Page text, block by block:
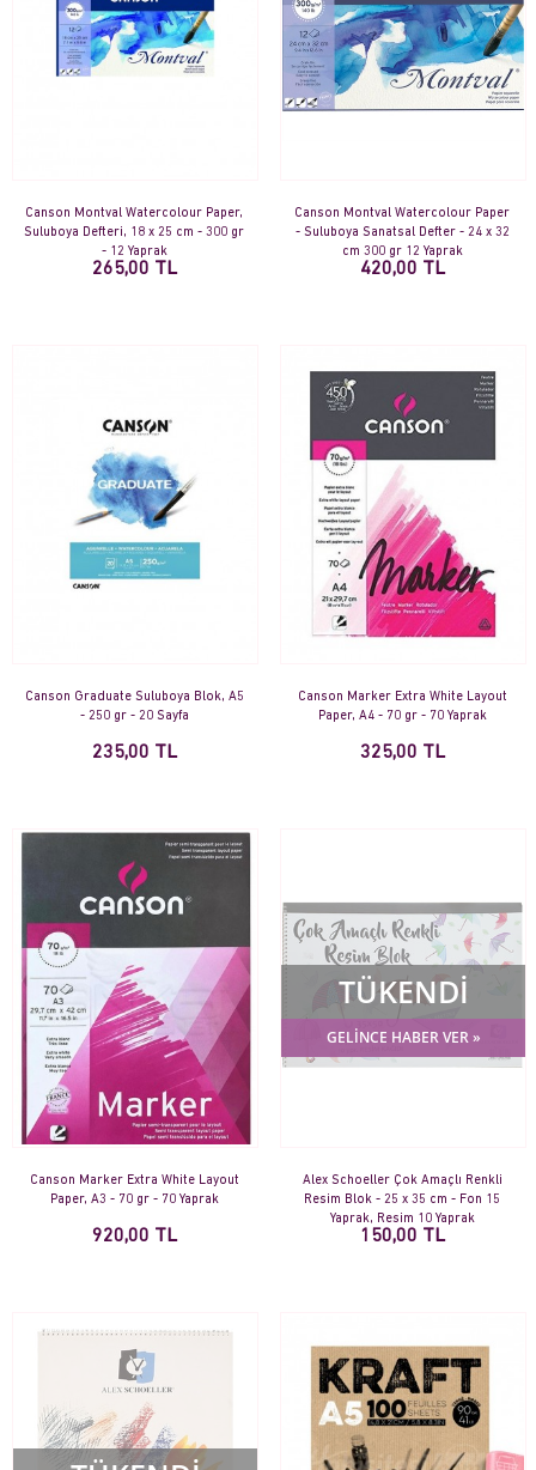
Canson Montval Watercolour Paper,
Suluboya Defteri, 18 x 25 cm - 300 gr
- 12 Yaprak
265,00 TL
Canson Montval Watercolour Paper
- Suluboya Sanatsal Defter - 24 x 32
cm 300 gr 12 Yaprak
420,00 TL
Canson Graduate Suluboya Blok, A5
- 250 gr - 20 Sayfa
235,00 TL
Canson Marker Extra White Layout
Paper, A4 - 70 gr - 70 Yaprak
325,00 TL
Canson Marker Extra White Layout
Paper, A3 - 70 gr - 70 Yaprak
920,00 TL
TÜKENDİ
GELİNCE HABER VER »
Alex Schoeller Çok Amaçlı Renkli
Resim Blok - 25 x 35 cm - Fon 15
Yaprak, Resim 10 Yaprak
150,00 TL